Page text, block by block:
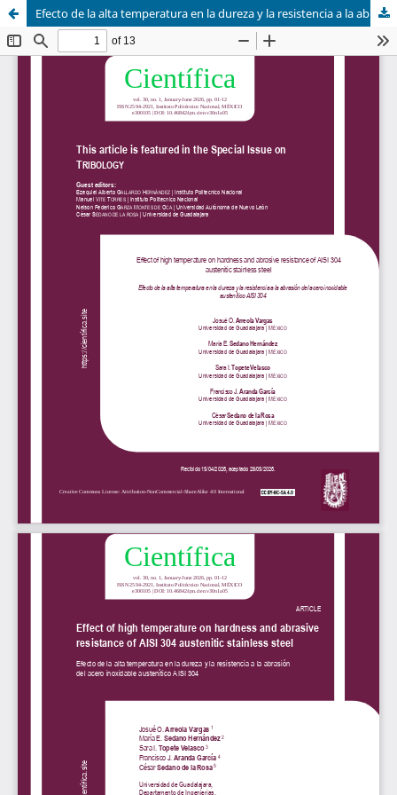
Efecto de la alta temperatura en la dureza y la resistencia a la abrasión del acero inoxidable austenítico AISI 304